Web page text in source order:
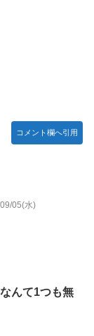
コメント欄へ引用
05(水)
んて1つも無